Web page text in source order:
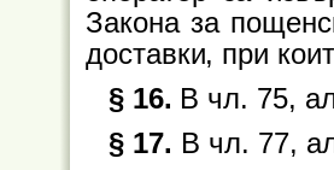
Закона за
доставки, при
§ 16. В чл. 75,
§ 17. В чл. 77,